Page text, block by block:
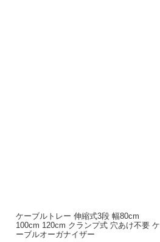
ケーブルトレー 伸縮式3段 幅80cm
100cm 120cm クランプ式 穴あけ不要 ケ
ーブルオーガナイザー